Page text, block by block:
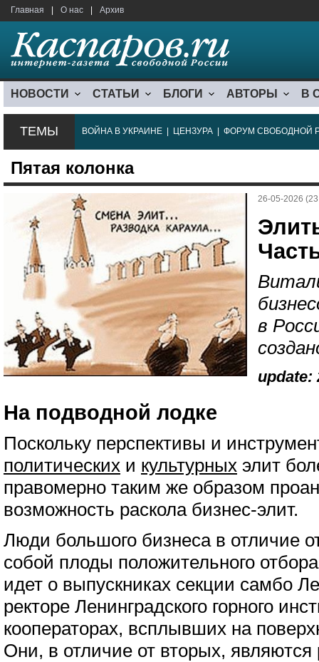
Главная О нас Архив
НОВОСТИ СТАТЬИ БЛОГИ АВТОРЫ В
ТЕМЫ ВОЙНА В УКРАИНЕ ЦЕНЗУРА ФОРУМ СВОБОДНОЙ
Пятая колонка
26-05-2026
в
update:
На подводной лодке
Поскольку перспективы и
политических и культурных элит
правомерно таким же образом
возможность раскола бизнес-элит.
Люди большого бизнеса в отличие
собой плоды положительного
идет о выпускниках секции самбо
ректоре Ленинградского горного
кооператорах, всплывших на
Они, в отличие от вторых,